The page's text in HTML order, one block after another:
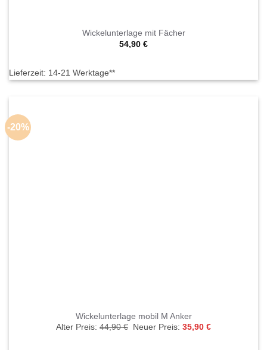
Wickelunterlage mit Fächer
54,90 €
Lieferzeit: 14-21 Werktage**
-20%
Wickelunterlage mobil M Anker
Alter Preis: 44,90€
Ursprünglicher
Neuer Preis: 35,90€Aktueller